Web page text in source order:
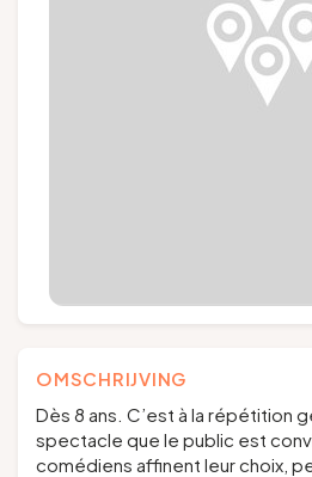
OMSCHRIJVING
Dès 8 ans. C’est à la répétition
spectacle que le public est
comédiens affinent leur choix,